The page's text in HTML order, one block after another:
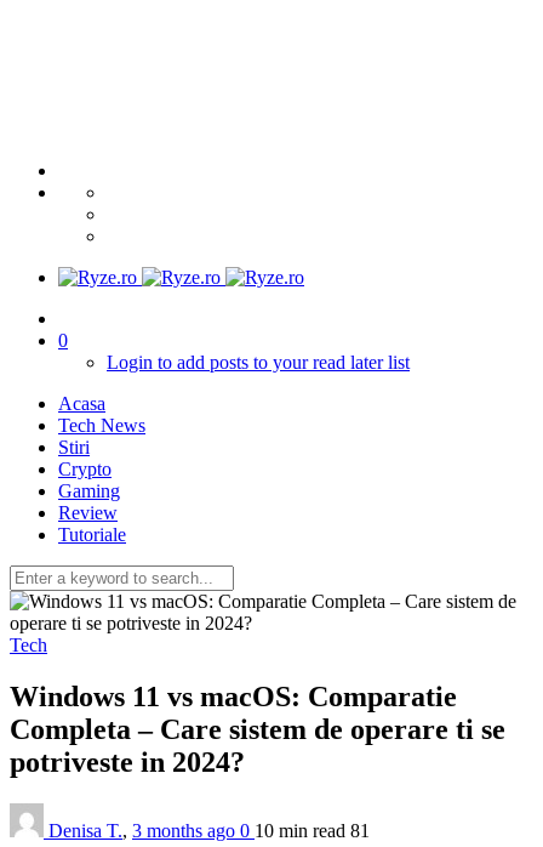
0
Login to add posts to your read later list
Acasa
Tech News
Stiri
Crypto
Gaming
Review
Tutoriale
Tech
Windows 11 vs macOS: Comparatie
Completa – Care sistem de operare ti se
potriveste in 2024?
Denisa T., 3 months ago 0 10 min read 81